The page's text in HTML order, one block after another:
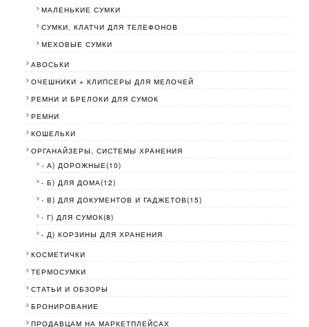
МАЛЕНЬКИЕ СУМКИ
СУМКИ, КЛАТЧИ ДЛЯ ТЕЛЕФОНОВ
МЕХОВЫЕ СУМКИ
АВОСЬКИ
ОЧЕШНИКИ + КЛИПСЕРЫ ДЛЯ МЕЛОЧЕЙ
РЕМНИ И БРЕЛОКИ ДЛЯ СУМОК
РЕМНИ
КОШЕЛЬКИ
ОРГАНАЙЗЕРЫ, СИСТЕМЫ ХРАНЕНИЯ
- А) ДОРОЖНЫЕ(10)
- Б) ДЛЯ ДОМА(12)
- В) ДЛЯ ДОКУМЕНТОВ И ГАДЖЕТОВ(15)
- Г) ДЛЯ СУМОК(8)
- Д) КОРЗИНЫ ДЛЯ ХРАНЕНИЯ
КОСМЕТИЧКИ
ТЕРМОСУМКИ
СТАТЬИ И ОБЗОРЫ
БРОНИРОВАНИЕ
ПРОДАВЦАМ НА МАРКЕТПЛЕЙСАХ